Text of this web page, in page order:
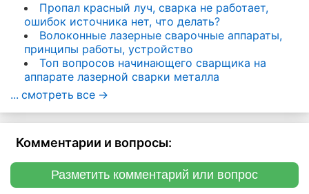
Пропал красный луч, сварка не работает,
ошибок источника нет, что делать?
Волоконные лазерные сварочные аппараты,
принципы работы, устройство
Топ вопросов начинающего сварщика на
аппарате лазерной сварки металла
... смотреть все ->
Комментарии и вопросы:
Разметить комментарий или вопрос